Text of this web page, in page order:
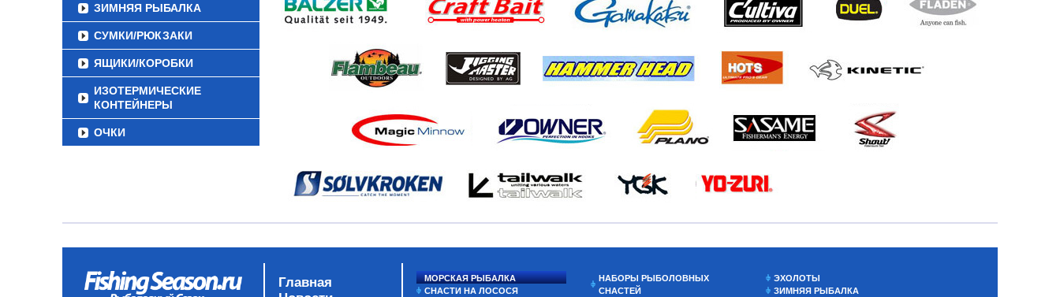
ЗИМНЯЯ РЫБАЛКА
СУМКИ/РЮКЗАКИ
ЯЩИКИ/КОРОБКИ
ИЗОТЕРМИЧЕСКИЕ
КОНТЕЙНЕРЫ
ОЧКИ
Главная
МОРСКАЯ РЫБАЛКА
СНАСТИ НА ЛОСОСЯ
НАБОРЫ РЫБОЛОВНЫХ
СНАСТЕЙ
ЭХОЛОТЫ
ЗИМНЯЯ РЫБАЛКА